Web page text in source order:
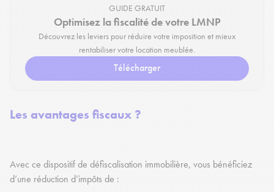
GUIDE GRATUIT
Optimisez la fiscalité de votre LMNP
Découvrez les leviers pour réduire votre imposition et mieux
rentabiliser votre location meublée.
Télécharger
Les avantages fiscaux ?
Avec ce dispositif de défiscalisation immobilière, vous bénéficiez
d’une réduction d’impôts de :